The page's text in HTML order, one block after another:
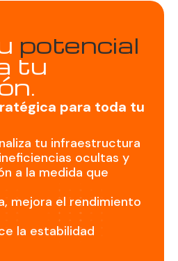
potencial
tu
para toda tu
tu infraestructura
ineficiencias ocultas y
a la medida que
mejora el rendimiento
la estabilidad